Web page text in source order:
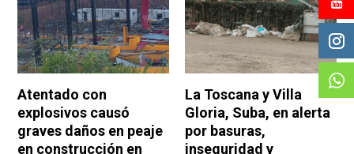
Atentado con
explosivos causó
graves daños en peaje
en construcción en
La Toscana y Villa
Gloria, Suba, en alerta
por basuras,
inseguridad y